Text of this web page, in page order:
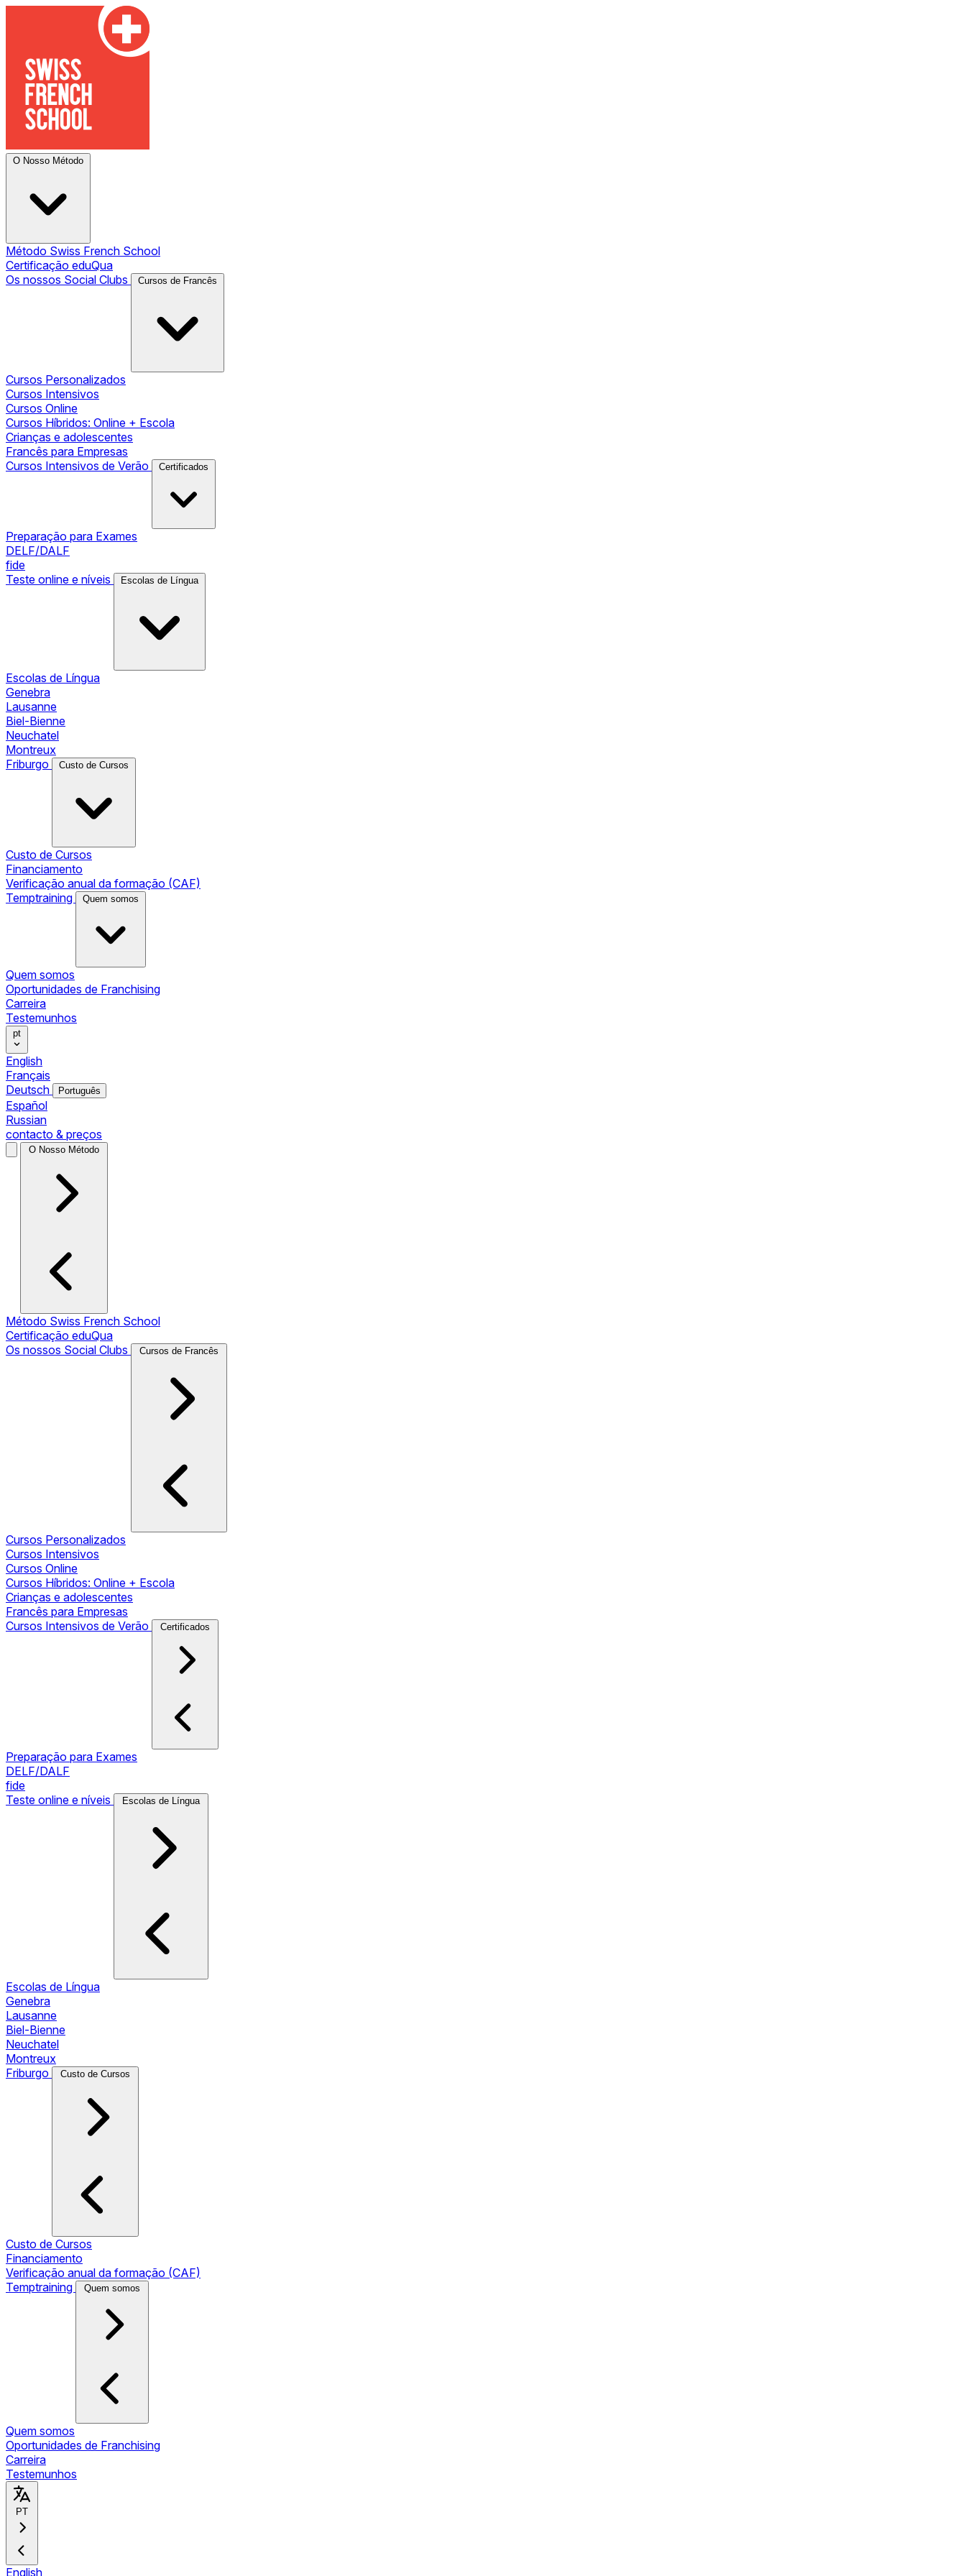
O Nosso Método
Método Swiss French School
Certificação eduQua
Os nossos Social Clubs
Cursos de Francês
Cursos Personalizados
Cursos Intensivos
Cursos Online
Cursos Híbridos: Online + Escola
Crianças e adolescentes
Francês para Empresas
Cursos Intensivos de Verão
Certificados
Preparação para Exames
DELF/DALF
fide
Teste online e níveis
Escolas de Língua
Escolas de Língua
Genebra
Lausanne
Biel-Bienne
Neuchatel
Montreux
Friburgo
Custo de Cursos
Custo de Cursos
Financiamento
Verificação anual da formação (CAF)
Temptraining
Quem somos
Quem somos
Oportunidades de Franchising
Carreira
Testemunhos
pt
English
Français
Deutsch
Português
Español
Russian
contacto & preços
O Nosso Método
Método Swiss French School
Certificação eduQua
Os nossos Social Clubs
Cursos de Francês
Cursos Personalizados
Cursos Intensivos
Cursos Online
Cursos Híbridos: Online + Escola
Crianças e adolescentes
Francês para Empresas
Cursos Intensivos de Verão
Certificados
Preparação para Exames
DELF/DALF
fide
Teste online e níveis
Escolas de Língua
Escolas de Língua
Genebra
Lausanne
Biel-Bienne
Neuchatel
Montreux
Friburgo
Custo de Cursos
Custo de Cursos
Financiamento
Verificação anual da formação (CAF)
Temptraining
Quem somos
Quem somos
Oportunidades de Franchising
Carreira
Testemunhos
PT
English